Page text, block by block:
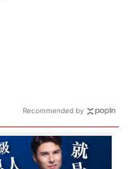
Recommended by